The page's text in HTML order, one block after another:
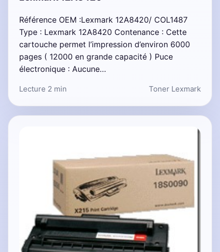
Référence OEM :Lexmark 12A8420/ COL1487
Type : Lexmark 12A8420 Contenance : Cette
cartouche permet l’impression d’environ 6000
pages ( 12000 en grande capacité ) Puce
électronique : Aucune…
Lecture 2 min Toner Lexmark